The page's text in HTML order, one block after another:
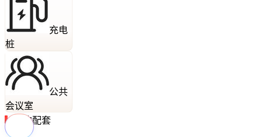
充电
桩
公共
会议室
周边配套